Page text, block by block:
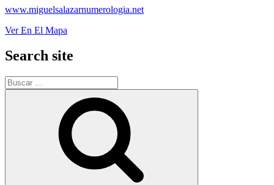
www.miguelsalazarnumerologia.net
Ver En El Mapa
Search site
Buscar
por: